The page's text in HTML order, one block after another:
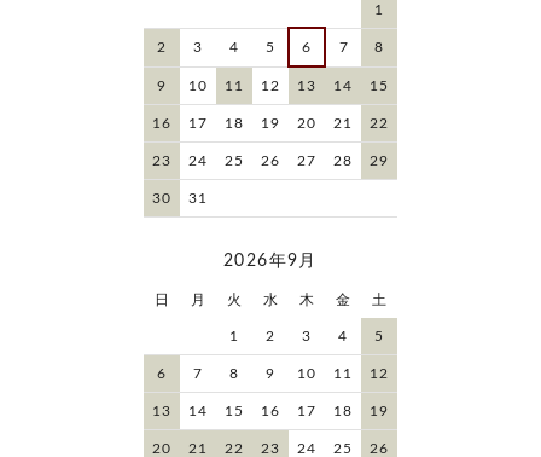
1
2 3 4 5 6 7 8
9 10 11 12 13 14 15
16 17 18 19 20 21 22
23 24 25 26 27 28 29
30 31
2026年9月
日 月 火 水 木 金 土
1 2 3 4 5
6 7 8 9 10 11 12
13 14 15 16 17 18 19
20 21 22 23 24 25 26